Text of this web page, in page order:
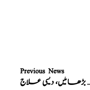
Previous News
بڑھائیں، دیسی علاج